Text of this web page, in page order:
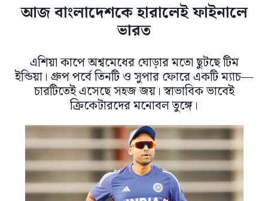
আজ বাংলাদেশকে হারালেই ফাইনালে
ভারত
এশিয়া কাপে অশ্বমেধের ঘোড়ার মতো ছুটছে টিম
ইন্ডিয়া। গ্রুপ পর্বে তিনটি ও সুপার ফোরে একটি ম্যাচ—
চারটিতেই এসেছে সহজ জয়। স্বাভাবিক ভাবেই
ক্রিকেটারদের মনোবল তুঙ্গে।